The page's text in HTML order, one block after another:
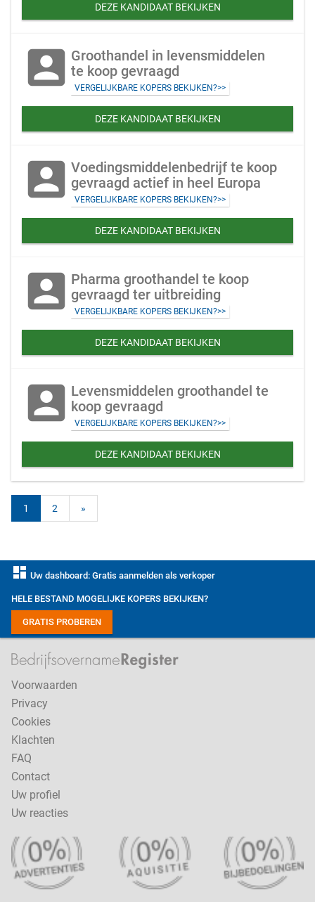
DEZE KANDIDAAT BEKIJKEN
account_box Groothandel in levensmiddelen
te koop gevraagd
VERGELIJKBARE KOPERS BEKIJKEN?>>
DEZE KANDIDAAT BEKIJKEN
account_box Voedingsmiddelenbedrijf te koop
gevraagd actief in heel Europa
VERGELIJKBARE KOPERS BEKIJKEN?>>
DEZE KANDIDAAT BEKIJKEN
account_box Pharma groothandel te koop
gevraagd ter uitbreiding
VERGELIJKBARE KOPERS BEKIJKEN?>>
DEZE KANDIDAAT BEKIJKEN
account_box Levensmiddelen groothandel te
koop gevraagd
VERGELIJKBARE KOPERS BEKIJKEN?>>
DEZE KANDIDAAT BEKIJKEN
1 2 »
dashboard Uw dashboard: Gratis aanmelden als verkoper
HELE BESTAND MOGELIJKE KOPERS BEKIJKEN?
GRATIS PROBEREN
Voorwaarden
Privacy
Cookies
Klachten
FAQ
Contact
Uw profiel
Uw reacties